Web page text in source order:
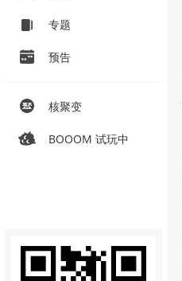
专题
预告
核聚变
BOOOM 试玩中